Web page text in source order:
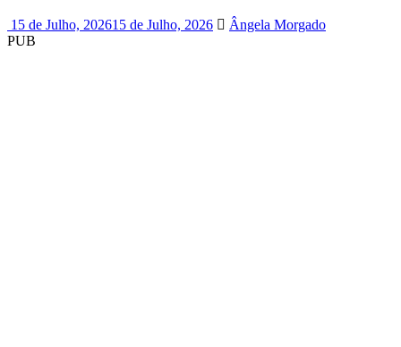
15 de Julho, 202615 de Julho, 2026
Ângela Morgado
PUB